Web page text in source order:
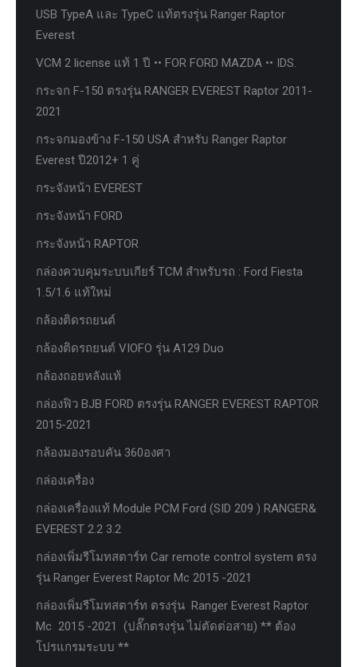
USB TypeA และ TypeC แท้ตรงรุ่น Ranger Raptor
Everest
VCM 2 license แท้ 1 ปี •• FOR FORD MAZDA •• IDS.
กระจก F-150 ตรงรุ่น RANGER EVEREST Raptor 2011-
2021
กระจกมองข้าง F-150 USA สำหรับ Ranger Raptor
Everest ปี2012+ 1 คู่
กระจังหน้า EVEREST
กระจังหน้า FORD
กระจังหน้า RAPTOR
กล่องควบคุมระบบเกียร์ TCM สำหรับรถ : Ford Fiesta
1.5/1.6 แท้ใหม่
กล้องติดรถยนต์
กล้องติดรถยนต์ VIOFO รุ่น A129 Duo
กล้องถอยหลังแท้
กล่องฟิว BJB FORD ตรงรุ่น RANGER EVEREST RAPTOR
2015-2021
กล้องมองรอบคัน 360องศา
กล่องเครื่อง
กล่องเครื่องแท้ Module PCM Ford (SID 209 ) RANGER&
EVEREST 2.2 3.2
กล่องเพิ่มรีโมทสตาร์ท Car remote control system ตรง
รุ่น Ranger Everest Raptor Mc 2015 -2021
กล่องเพิ่มรีโมทสตาร์ท ตรงรุ่น Ranger Everest Raptor
Mc 2015 -2021 (ปลั๊กตรงรุ่น ไม่ตัดต่อสาย) ** ต้อง
โปรแกรมระบบ **